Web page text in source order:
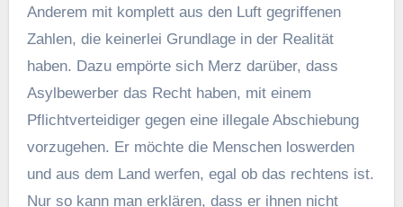
Anderem mit komplett aus den Luft gegriffenen
Zahlen, die keinerlei Grundlage in der Realität
haben. Dazu empörte sich Merz darüber, dass
Asylbewerber das Recht haben, mit einem
Pflichtverteidiger gegen eine illegale Abschiebung
vorzugehen. Er möchte die Menschen loswerden
und aus dem Land werfen, egal ob das rechtens ist.
Nur so kann man erklären, dass er ihnen nicht